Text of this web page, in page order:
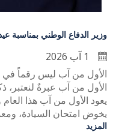
وزير الدفاع الوطني بمناسبة
الأول من آب ليس رقماً في
الأول من آب عبرةٌ لنعتبر،
يعود الأول من آب هذا
يخوض امتحان السيادة،
المزيد